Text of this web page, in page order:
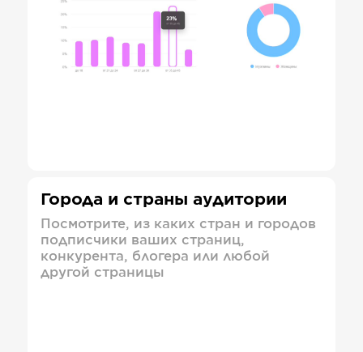
Города и страны аудитории
Посмотрите, из каких стран и городов
подписчики ваших страниц,
конкурента, блогера или любой
другой страницы